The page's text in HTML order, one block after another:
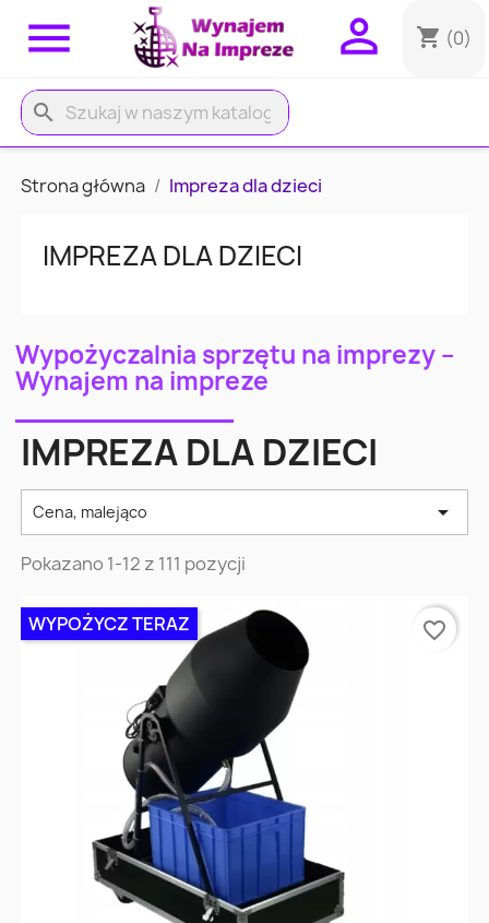
 shopping_cart (0)

search
Strona główna Impreza dla dzieci
IMPREZA DLA DZIECI
Wypożyczalnia sprzętu na imprezy –
Wynajem na impreze
IMPREZA DLA DZIECI
Cena, malejąco 
Pokazano 1-12 z 111 pozycji
WYPOŻYCZ TERAZ favorite_border